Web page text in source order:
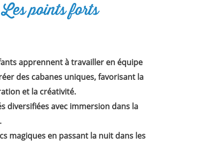
Les points forts
apprennent à travailler en équipe
des cabanes uniques, favorisant la
et la créativité.
diversifiées avec immersion dans la
magiques en passant la nuit dans les